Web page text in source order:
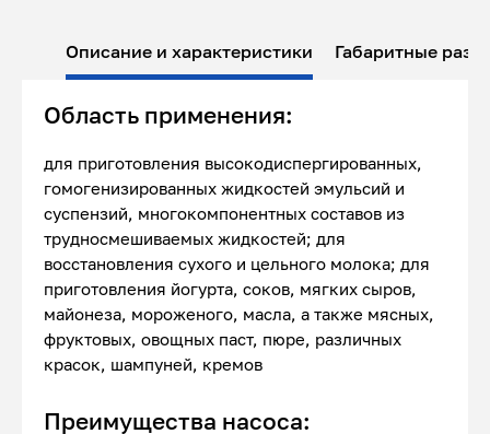
Описание и характеристики Габаритные
Область применения:
для приготовления высокодиспергированных,
гомогенизированных жидкостей эмульсий и
суспензий, многокомпонентных составов из
трудносмешиваемых жидкостей; для
восстановления сухого и цельного молока; для
приготовления йогурта, соков, мягких сыров,
майонеза, мороженого, масла, а также мясных,
фруктовых, овощных паст, пюре, различных
красок, шампуней, кремов
Преимущества насоса: